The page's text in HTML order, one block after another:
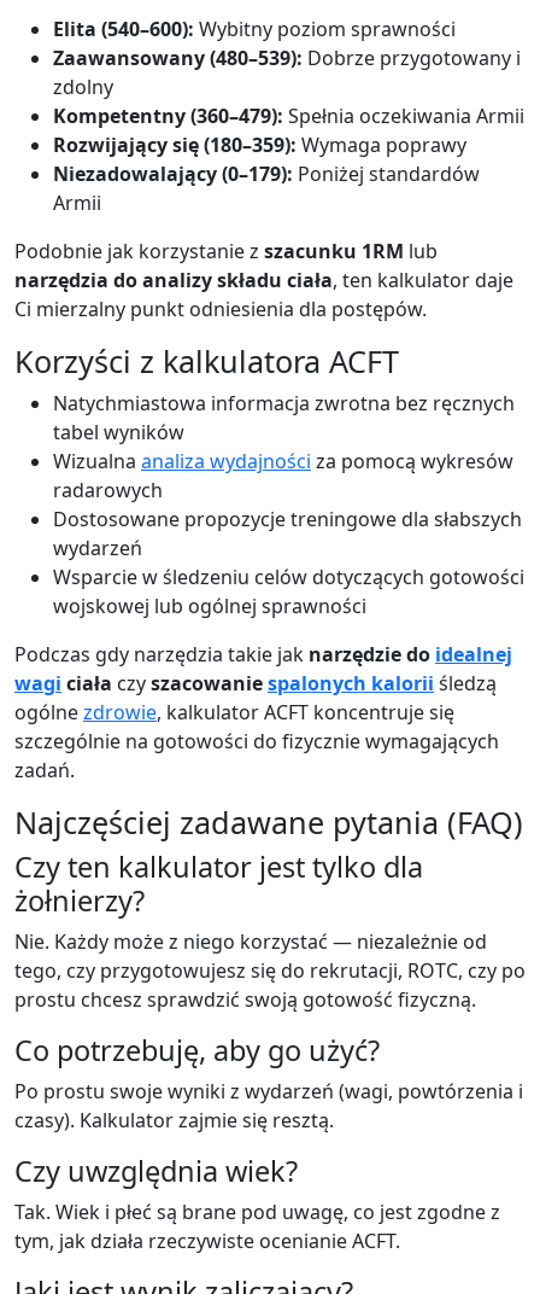
Elita (540–600): Wybitny poziom sprawności
Zaawansowany (480–539): Dobrze przygotowany i
zdolny
Kompetentny (360–479): Spełnia oczekiwania Armii
Rozwijający się (180–359): Wymaga poprawy
Niezadowalający (0–179): Poniżej standardów
Armii
Podobnie jak korzystanie z szacunku 1RM lub
narzędzia do analizy składu ciała, ten kalkulator daje
Ci mierzalny punkt odniesienia dla postępów.
Korzyści z kalkulatora ACFT
Natychmiastowa informacja zwrotna bez ręcznych
tabel wyników
Wizualna analiza wydajności za pomocą wykresów
radarowych
Dostosowane propozycje treningowe dla słabszych
wydarzeń
Wsparcie w śledzeniu celów dotyczących gotowości
wojskowej lub ogólnej sprawności
Podczas gdy narzędzia takie jak narzędzie do idealnej
wagi ciała czyszacowaniespalonych kalorii śledzą
ogólnezdrowie, kalkulator ACFT koncentruje się
szczególnie na gotowości do fizycznie wymagających
zadań.
Najczęściej zadawane pytania (FAQ)
Czy ten kalkulator jest tylko dla
żołnierzy?
Nie. Każdy może z niego korzystać — niezależnie od
tego, czy przygotowujesz się do rekrutacji, ROTC, czy po
prostu chcesz sprawdzić swoją gotowość fizyczną.
Co potrzebuję, aby go użyć?
Po prostu swoje wyniki z wydarzeń (wagi, powtórzenia i
czasy). Kalkulator zajmie się resztą.
Czy uwzględnia wiek?
Tak. Wiek i płeć są brane pod uwagę, co jest zgodne z
tym, jak działa rzeczywiste ocenianie ACFT.